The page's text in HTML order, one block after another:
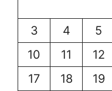
3
4 5
10
11 12
17
18 19